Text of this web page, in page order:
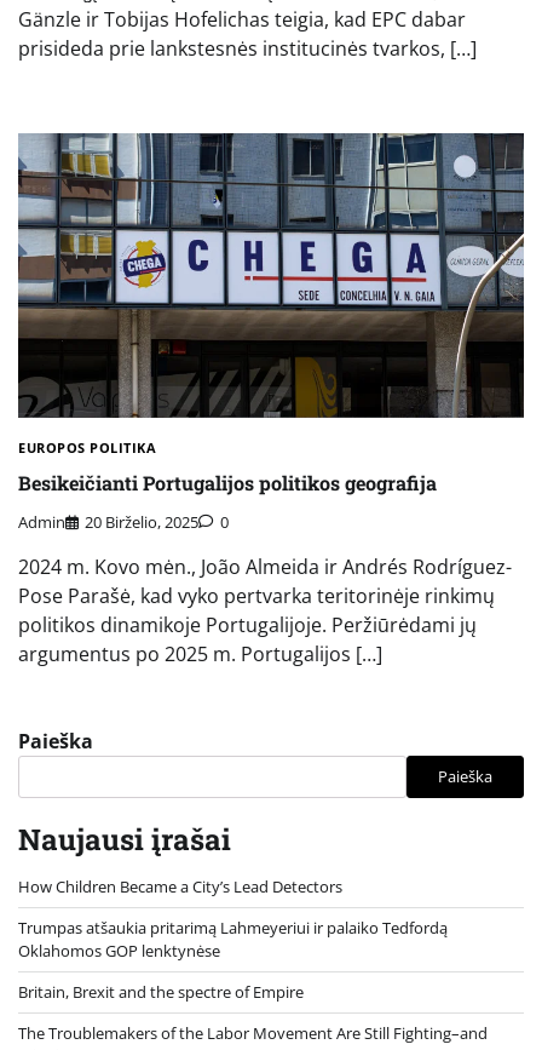
Gänzle ir Tobijas Hofelichas teigia, kad EPC dabar
prisideda prie lankstesnės institucinės tvarkos, […]
EUROPOS POLITIKA
Besikeičianti Portugalijos politikos geografija
Admin 20 Birželio, 2025 0
2024 m. Kovo mėn., João Almeida ir Andrés Rodríguez-
Pose Parašė, kad vyko pertvarka teritorinėje rinkimų
politikos dinamikoje Portugalijoje. Peržiūrėdami jų
argumentus po 2025 m. Portugalijos […]
Paieška
Paieška
Naujausi įrašai
How Children Became a City’s Lead Detectors
Trumpas atšaukia pritarimą Lahmeyeriui ir palaiko Tedfordą
Oklahomos GOP lenktynėse
Britain, Brexit and the spectre of Empire
The Troublemakers of the Labor Movement Are Still Fighting–and